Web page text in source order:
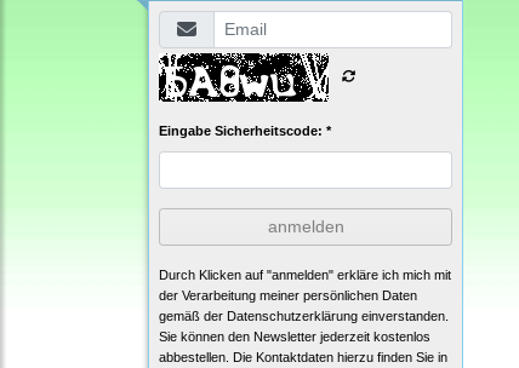
Eingabe Sicherheitscode: *
anmelden
Durch Klicken auf "anmelden" erkläre ich mich mit
der Verarbeitung meiner persönlichen Daten
gemäß der Datenschutzerklärung einverstanden.
Sie können den Newsletter jederzeit kostenlos
abbestellen. Die Kontaktdaten hierzu finden Sie in